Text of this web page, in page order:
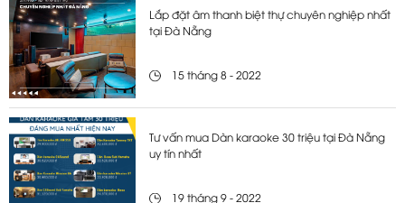
Lắp đặt âm thanh biệt thự chuyên nghiệp nhất
tại Đà Nẵng
15 tháng 8 - 2022
Tư vấn mua Dàn karaoke 30 triệu tại Đà Nẵng
uy tín nhất
19 tháng 9 - 2022